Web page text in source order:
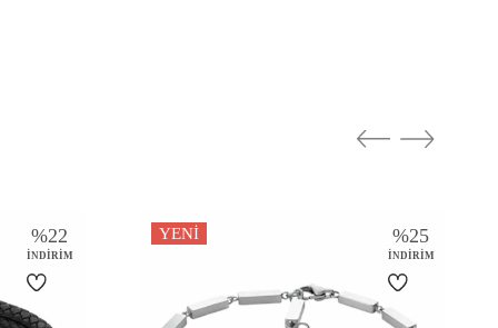
Bileklik
%22
İNDIRIM
YENI %25
İNDIRIM